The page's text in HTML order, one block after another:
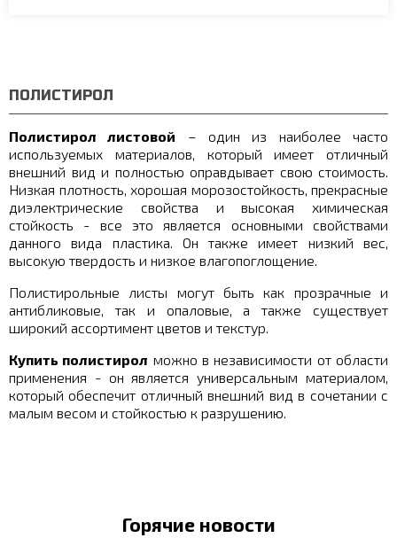
ПОЛИСТИРОЛ
Полистирол листовой – один из наиболее часто
используемых материалов, который имеет отличный
внешний вид и полностью оправдывает свою стоимость.
Низкая плотность, хорошая морозостойкость, прекрасные
диэлектрические свойства и высокая химическая
стойкость - все это является основными свойствами
данного вида пластика. Он также имеет низкий вес,
высокую твердость и низкое влагопоглощение.
Полистирольные листы могут быть как прозрачные и
антибликовые, так и опаловые, а также существует
широкий ассортимент цветов и текстур.
Купить полистирол можно в независимости от области
применения - он является универсальным материалом,
который обеспечит отличный внешний вид в сочетании с
малым весом и стойкостью к разрушению.
Горячие новости